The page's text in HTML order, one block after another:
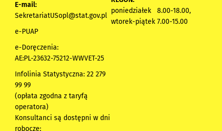
E-mail:
SekretariatUSopl@stat.gov.pl
e-PUAP
e-Doręczenia:
AE:PL-23632-75212-WWVET-25
Infolinia Statystyczna: 22 279
99 99
(opłata zgodna z taryfą
operatora)
Konsultanci są dostępni w dni
robocze:
poniedziałek 8.00-18.00,
wtorek-piątek 7.00-15.00